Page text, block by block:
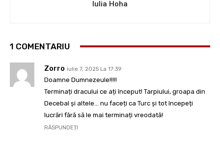
Iulia Hoha
1 COMENTARIU
Zorro iulie 7, 2025 La 17:39
Doamne Dumnezeule!!!!!
Terminați dracului ce ați început! Tarpiului, groapa din
Decebal și altele… nu faceți ca Turc și tot începeți
lucrări fără să le mai terminați vreodată!
RĂSPUNDEȚI